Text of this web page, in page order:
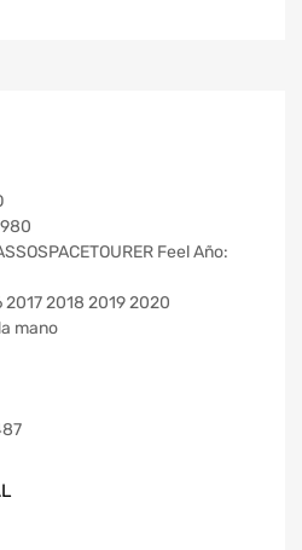
Feel Año:
2017 2018 2019 2020
mano